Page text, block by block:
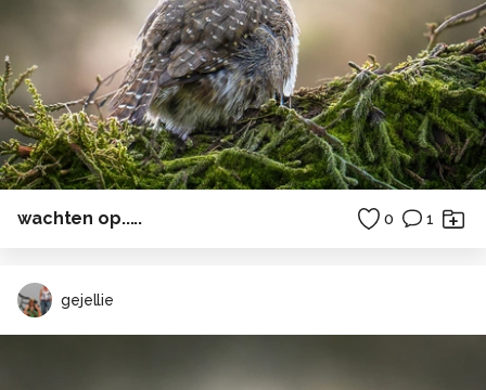
wachten op..... 0 1
gejellie